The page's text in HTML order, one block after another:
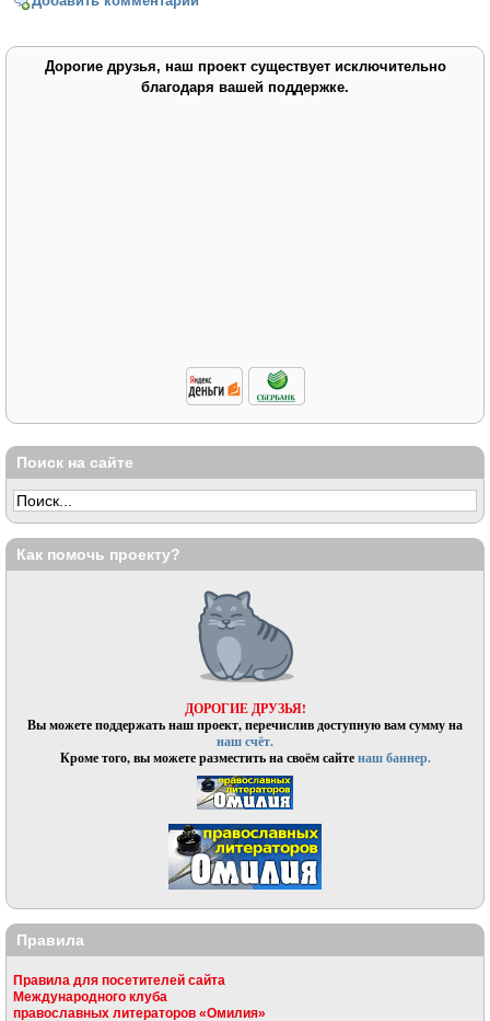
Дорогие друзья, наш проект существует исключительно
благодаря вашей поддержке.
Поиск на сайте
Как помочь проекту?
ДОРОГИЕ ДРУЗЬЯ!
Вы можете поддержать наш проект, перечислив доступную вам сумму на
наш счёт.
Кроме того, вы можете разместить на своём сайтенаш баннер.
Правила
Правила для посетителей сайта
Международного клуба
православных литераторов «Омилия»